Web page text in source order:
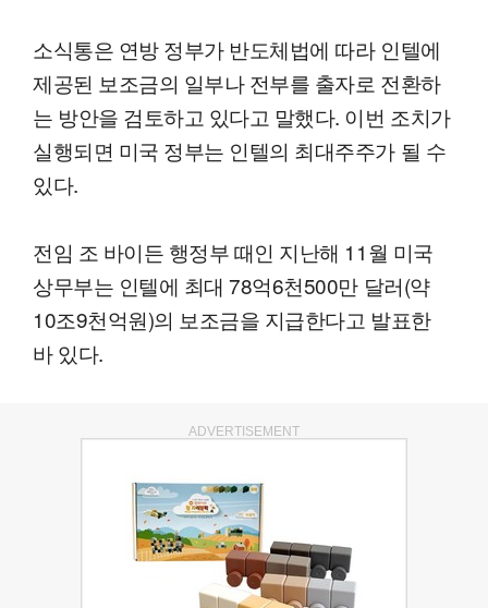
소식통은 연방 정부가 반도체법에 따라 인텔에
제공된 보조금의 일부나 전부를 출자로 전환하
는 방안을 검토하고 있다고 말했다. 이번 조치가
실행되면 미국 정부는 인텔의 최대주주가 될 수
있다.
전임 조 바이든 행정부 때인 지난해 11월 미국
상무부는 인텔에 최대 78억6천500만 달러(약
10조9천억원)의 보조금을 지급한다고 발표한
바 있다.
ADVERTISEMENT